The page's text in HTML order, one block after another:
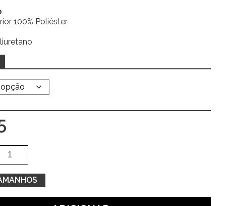
100% Poliéster
Quantidade